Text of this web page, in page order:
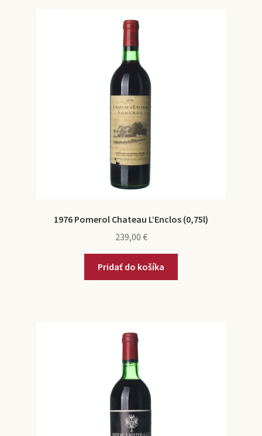
1976 Pomerol Chateau L’Enclos (0,75l)
239,00 €
Pridať do košíka